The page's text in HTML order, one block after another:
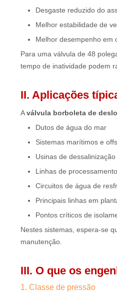
Desgaste reduzido do
Melhor estabilidade de
Melhor desempenho em
Para uma válvula de 48
tempo de inatividade podem
II. Aplicações
Aválvula borboleta de
Dutos de água do mar
Sistemas marítimos e
Usinas de dessalinização
Linhas de
Circuitos de água de
Principais linhas em
Pontos críticos de
Nestes sistemas, espera-se
manutenção.
III. O que os
1. Classe de pressão